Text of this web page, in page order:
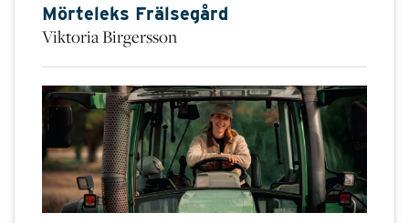
Mörteleks Frälsegård
Viktoria Birgersson